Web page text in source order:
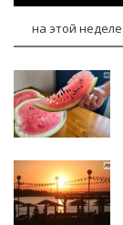
на этой неделе